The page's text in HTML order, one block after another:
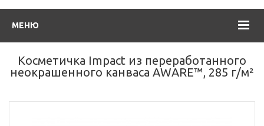
МЕНЮ
Косметичка Impact из переработанного
неокрашенного канваса AWARE™, 285 г/м²